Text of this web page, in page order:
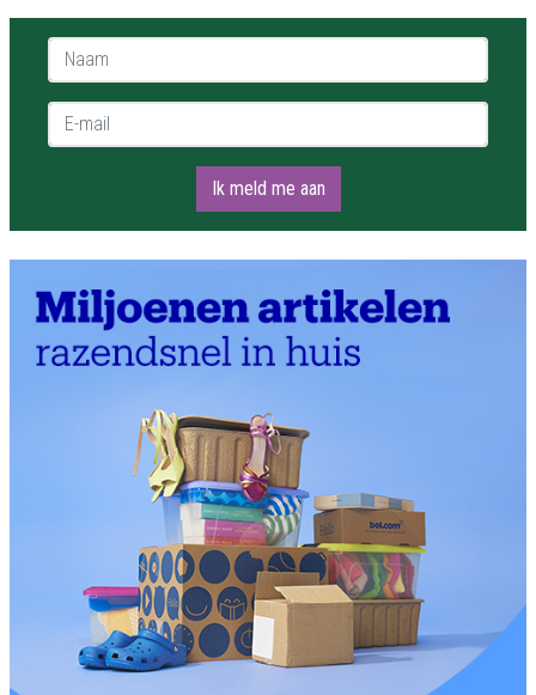
Naam *
E-mail *
Ik meld me aan